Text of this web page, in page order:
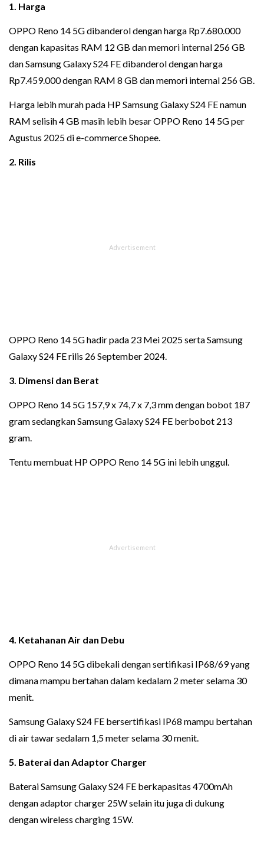
1. Harga
OPPO Reno 14 5G dibanderol dengan harga Rp7.680.000
dengan kapasitas RAM 12 GB dan memori internal 256 GB
dan Samsung Galaxy S24 FE dibanderol dengan harga
Rp7.459.000 dengan RAM 8 GB dan memori internal 256 GB.
Harga lebih murah pada HP Samsung Galaxy S24 FE namun
RAM selisih 4 GB masih lebih besar OPPO Reno 14 5G per
Agustus 2025 di e-commerce Shopee.
2. Rilis
OPPO Reno 14 5G hadir pada 23 Mei 2025 serta Samsung
Galaxy S24 FE rilis 26 September 2024.
3. Dimensi dan Berat
OPPO Reno 14 5G 157,9 x 74,7 x 7,3 mm dengan bobot 187
gram sedangkan Samsung Galaxy S24 FE berbobot 213
gram.
Tentu membuat HP OPPO Reno 14 5G ini lebih unggul.
4. Ketahanan Air dan Debu
OPPO Reno 14 5G dibekali dengan sertifikasi IP68/69 yang
dimana mampu bertahan dalam kedalam 2 meter selama 30
menit.
Samsung Galaxy S24 FE bersertifikasi IP68 mampu bertahan
di air tawar sedalam 1,5 meter selama 30 menit.
5. Baterai dan Adaptor Charger
Baterai Samsung Galaxy S24 FE berkapasitas 4700mAh
dengan adaptor charger 25W selain itu juga di dukung
dengan wireless charging 15W.